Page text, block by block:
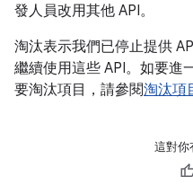
發人員改用其他 API。
淘汰表示我們已停止提供
繼續使用這些 API。如要進
要淘汰項目，請參閱淘汰項
這對你